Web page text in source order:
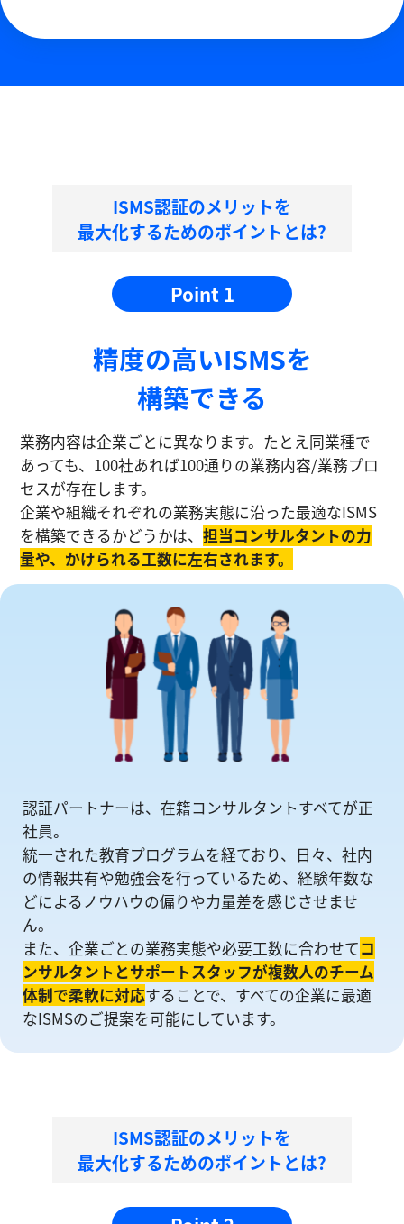
ISMS認証のメリットを
最大化するためのポイントとは?
Point 1
精度の⾼いISMSを
構築できる
業務内容は企業ごとに異なります。たとえ同業種で
あっても、100社あれば100通りの業務内容/業務プロ
セスが存在します。
企業や組織それぞれの業務実態に沿った最適なISMS
を構築できるかどうかは、担当コンサルタントの⼒
量や、かけられる工数に左右されます。
認証パートナーは、在籍コンサルタントすべてが正
社員。
統一された教育プログラムを経ており、日々、社内
の情報共有や勉強会を⾏っているため、経験年数な
どによるノウハウの偏りや⼒量差を感じさせませ
ん。
また、企業ごとの業務実態や必要工数に合わせてコ
ンサルタントとサポートスタッフが複数人のチーム
体制で柔軟に対応することで、すべての企業に最適
なISMSのご提案を可能にしています。
ISMS認証のメリットを
最大化するためのポイントとは?